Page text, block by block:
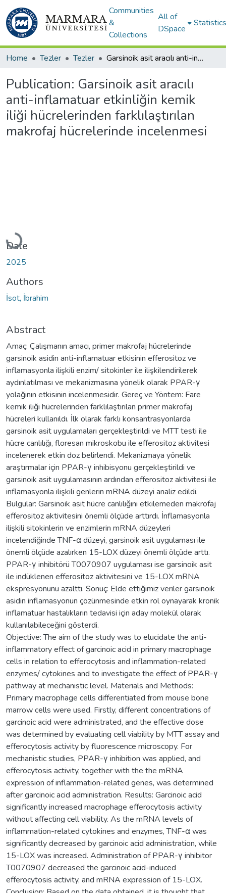
Communities
&
Collections
All of
DSpace
Statistics
Home Tezler Tezler Garsinoik asit aracılı anti-inflamatuar etkinliğin kemik iliği hücrelerinden farklılaştırılan makrofaj hücrelerinde incelenmesi
Publication: Garsinoik asit aracılı
anti-inflamatuar etkinliğin kemik
iliği hücrelerinden farklılaştırılan
makrofaj hücrelerinde incelenmesi
Loading...
Date
2025
Authors
İsot, İbrahim
Abstract
Amaç: Çalışmanın amacı, primer makrofaj hücrelerinde
garsinoik asidin anti-inflamatuar etkisinin efferositoz ve
inflamasyonla ilişkili enzim/ sitokinler ile ilişkilendirilerek
aydınlatılması ve mekanizmasına yönelik olarak PPAR-γ
yolağının etkisinin incelenmesidir. Gereç ve Yöntem: Fare
kemik iliği hücrelerinden farklılaştırılan primer makrofaj
hücreleri kullanıldı. İlk olarak farklı konsantrasyonlarda
garsinoik asit uygulamaları gerçekleştirildi ve MTT testi ile
hücre canlılığı, floresan mikroskobu ile efferositoz aktivitesi
incelenerek etkin doz belirlendi. Mekanizmaya yönelik
araştırmalar için PPAR-γ inhibisyonu gerçekleştirildi ve
garsinoik asit uygulamasının ardından efferositoz aktivitesi ile
inflamasyonla ilişkili genlerin mRNA düzeyi analiz edildi.
Bulgular: Garsinoik asit hücre canlılığını etkilemeden makrofaj
efferositoz aktivitesini önemli ölçüde arttırdı. İnflamasyonla
ilişkili sitokinlerin ve enzimlerin mRNA düzeyleri
incelendiğinde TNF-α düzeyi, garsinoik asit uygulaması ile
önemli ölçüde azalırken 15-LOX düzeyi önemli ölçüde arttı.
PPAR-γ inhibitörü T0070907 uygulaması ise garsinoik asit
ile indüklenen efferositoz aktivitesini ve 15-LOX mRNA
ekspresyonunu azalttı. Sonuç: Elde ettiğimiz veriler garsinoik
asidin inflamasyonun çözünmesinde etkin rol oynayarak kronik
inflamatuar hastalıkların tedavisi için aday molekül olarak
kullanılabileceğini gösterdi.
Objective: The aim of the study was to elucidate the anti-
inflammatory effect of garcinoic acid in primary macrophage
cells in relation to efferocytosis and inflammation-related
enzymes/ cytokines and to investigate the effect of PPAR-γ
pathway at mechanistic level. Materials and Methods:
Primary macrophage cells differentiated from mouse bone
marrow cells were used. Firstly, different concentrations of
garcinoic acid were administrated, and the effective dose
was determined by evaluating cell viability by MTT assay and
efferocytosis activity by fluorescence microscopy. For
mechanistic studies, PPAR-γ inhibition was applied, and
efferocytosis activity, together with the the mRNA
expression of inflammation-related genes, was determined
after garcinoic acid administration. Results: Garcinoic acid
significantly increased macrophage efferocytosis activity
without affecting cell viability. As the mRNA levels of
inflammation-related cytokines and enzymes, TNF-α was
significantly decreased by garcinoic acid administration, while
15-LOX was increased. Administration of PPAR-γ inhibitor
T0070907 decreased the garcinoic acid-induced
efferocytosis activity, and mRNA expression of 15-LOX.